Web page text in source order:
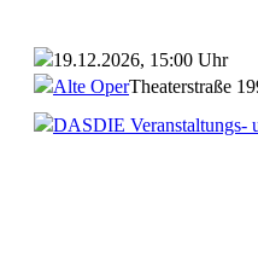
19.12.2026, 15:00 Uhr
Alte OperTheaterstraße 1
DASDIE Veranstaltungs-